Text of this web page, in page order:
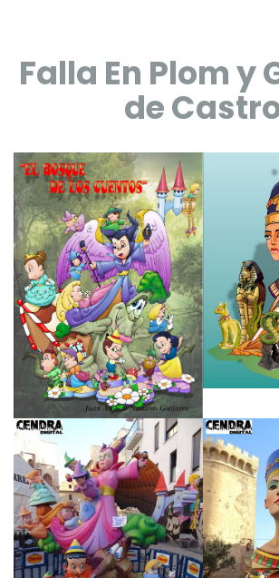
Falla En Plom y
de